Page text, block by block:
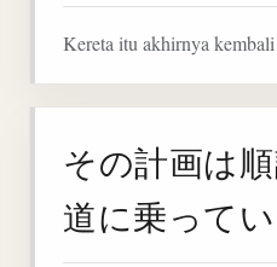
Kereta itu akhirnya
その計画は
道に乗ってい